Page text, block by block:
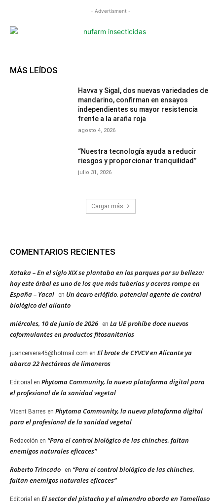
- Advertisment -
MÁS LEÍDOS
Havva y Sigal, dos nuevas variedades de
mandarino, confirman en ensayos
independientes su mayor resistencia
frente a la araña roja
agosto 4, 2026
“Nuestra tecnología ayuda a reducir
riesgos y proporcionar tranquilidad”
julio 31, 2026
Cargar más
COMENTARIOS RECIENTES
Xataka – En el siglo XIX se plantaba en los parques por su belleza:
hoy este árbol es uno de los que más tuberías y aceras rompe en
España – Yacal
en Un ácaro eriófido, potencial agente de control
biológico del ailanto
miércoles, 10 de junio de 2026 en La UE prohíbe doce nuevos
coformulantes en productos fitosanitarios
juancervera45@hotmail.com en El brote de CYVCV en Alicante ya
abarca 22 hectáreas de limoneros
Editorial en Phytoma Community, la nueva plataforma digital para
el profesional de la sanidad vegetal
Vicent Barres en Phytoma Community, la nueva plataforma digital
para el profesional de la sanidad vegetal
Redacción en “Para el control biológico de las chinches, faltan
enemigos naturales eficaces”
Roberto Trincado en “Para el control biológico de las chinches,
faltan enemigos naturales eficaces”
Editorial en El sector del pistacho y el almendro aborda en Tomelloso